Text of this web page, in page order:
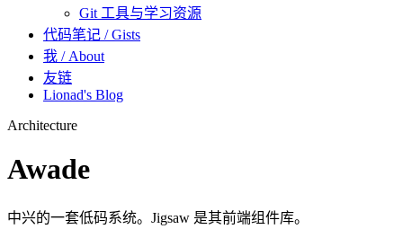
Git 工具与学习资源
代码笔记 / Gists
我 / About
友链
Lionad's Blog
Architecture
Awade
中兴的一套低码系统。Jigsaw 是其前端组件库。